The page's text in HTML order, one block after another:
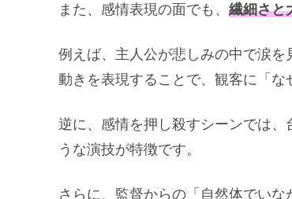
また、感情表現の面でも、 繊細さと
例えば、主人公が悲しみの中で涙
動きを表現することで、観客に「な
逆に、感情を押し殺すシーンでは
うな演技が特徴です。
さらに、監督からの「自然体でい